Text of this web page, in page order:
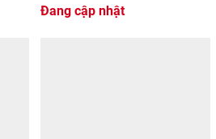
Đang cập nhật